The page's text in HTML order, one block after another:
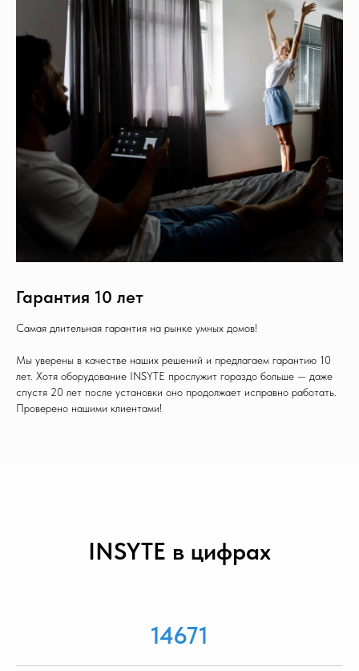
Гарантия 10 лет
Самая длительная гарантия на рынке умных домов!
Мы уверены в качестве наших решений и предлагаем гарантию 10
лет. Хотя оборудование INSYTE прослужит гораздо больше — даже
спустя 20 лет после установки оно продолжает исправно работать.
Проверено нашими клиентами!
INSYTE в цифрах
14671